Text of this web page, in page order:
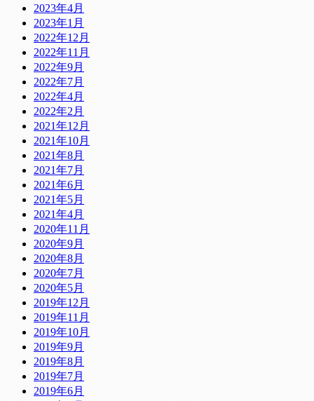
2023年4月
2023年1月
2022年12月
2022年11月
2022年9月
2022年7月
2022年4月
2022年2月
2021年12月
2021年10月
2021年8月
2021年7月
2021年6月
2021年5月
2021年4月
2020年11月
2020年9月
2020年8月
2020年7月
2020年5月
2019年12月
2019年11月
2019年10月
2019年9月
2019年8月
2019年7月
2019年6月